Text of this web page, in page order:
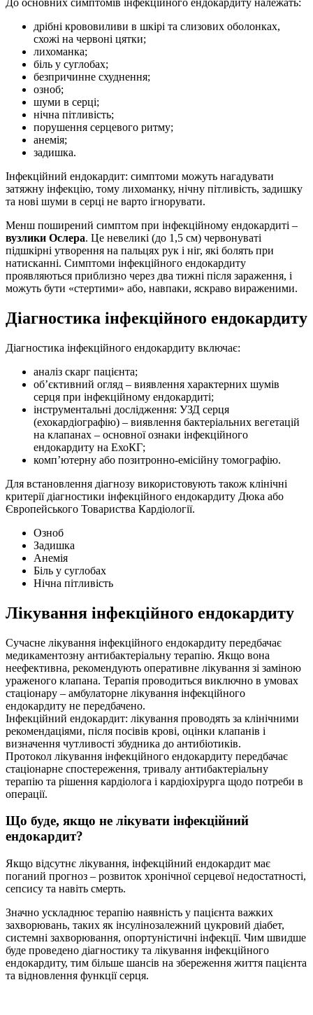
дрібні крововиливи в шкірі та слизових оболонках,
схожі на червоні цятки;
лихоманка;
біль у суглобах;
безпричинне схуднення;
озноб;
шуми в серці;
нічна пітливість;
порушення серцевого ритму;
анемія;
задишка.
Інфекційний ендокардит: симптоми можуть нагадувати
затяжну інфекцію, тому лихоманку, нічну пітливість, задишку
та нові шуми в серці не варто ігнорувати.
Менш поширений симптом при інфекційному ендокардиті –
вузлики Ослера. Це невеликі (до 1,5 см) червонуваті
підшкірні утворення на пальцях рук і ніг, які болять при
натисканні. Симптоми інфекційного ендокардиту
проявляються приблизно через два тижні після зараження, і
можуть бути «стертими» або, навпаки, яскраво вираженими.
Діагностика інфекційного ендокардиту
Діагностика інфекційного ендокардиту включає:
аналіз скарг пацієнта;
об’єктивний огляд – виявлення характерних шумів
серця при інфекційному ендокардиті;
інструментальні дослідження: УЗД серця
(ехокардіографію) – виявлення бактеріальних вегетацій
на клапанах – основної ознаки інфекційного
ендокардиту на ЕхоКГ;
комп’ютерну або позитронно-емісійну томографію.
Для встановлення діагнозу використовують також клінічні
критерії діагностики інфекційного ендокардиту Дюка або
Європейського Товариства Кардіології.
Озноб
Задишка
Анемія
Біль у суглобах
Нічна пітливість
Лікування інфекційного ендокардиту
Сучасне лікування інфекційного ендокардиту передбачає
медикаментозну антибактеріальну терапію. Якщо вона
неефективна, рекомендують оперативне лікування зі заміною
ураженого клапана. Терапія проводиться виключно в умовах
стаціонару – амбулаторне лікування інфекційного
ендокардиту не передбачено.
Інфекційний ендокардит: лікування проводять за клінічними
рекомендаціями, після посівів крові, оцінки клапанів і
визначення чутливості збудника до антибіотиків.
Протокол лікування інфекційного ендокардиту передбачає
стаціонарне спостереження, тривалу антибактеріальну
терапію та рішення кардіолога і кардіохірурга щодо потреби в
операції.
Що буде, якщо не лікувати інфекційний
ендокардит?
Якщо відсутнє лікування, інфекційний ендокардит має
поганий прогноз – розвиток хронічної серцевої недостатності,
сепсису та навіть смерть.
Значно ускладнює терапію наявність у пацієнта важких
захворювань, таких як інсулінозалежний цукровий діабет,
системні захворювання, опортуністичні інфекції. Чим швидше
буде проведено діагностику та лікування інфекційного
ендокардиту, тим більше шансів на збереження життя пацієнта
та відновлення функції серця.